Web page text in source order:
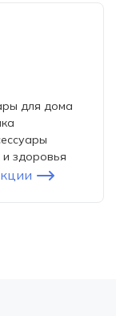
для дома
здоровья